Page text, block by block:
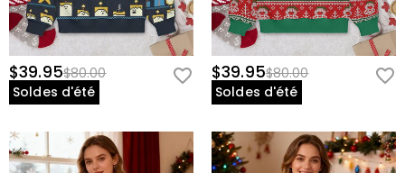
$39.95$80.00
Soldes d'été
$39.95$80.00
Soldes d'été